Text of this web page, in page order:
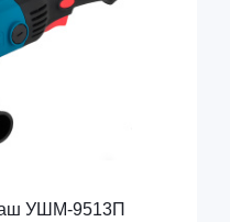
УШМ-9513П